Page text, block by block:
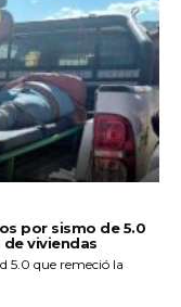
por sismo de 5.0
viviendas
5.0 que remeció la